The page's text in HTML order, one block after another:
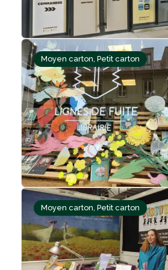
Moyen carton, Petit carton
Moyen carton, Petit carton